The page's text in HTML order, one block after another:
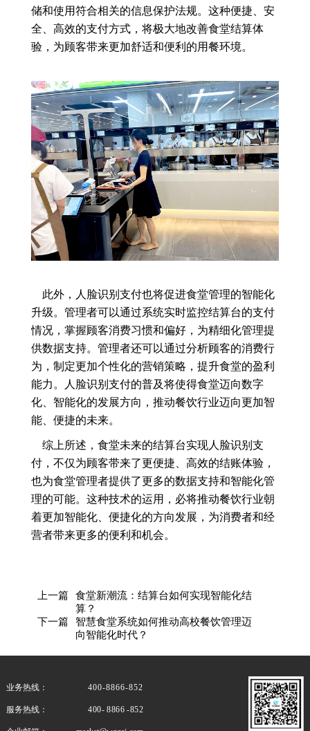
储和使用符合相关的信息保护法规。这种便捷、安
全、高效的支付方式，将极大地改善食堂结算体
验，为顾客带来更加舒适和便利的用餐环境。
此外，人脸识别支付也将促进食堂管理的智能化
升级。管理者可以通过系统实时监控结算台的支付
情况，掌握顾客消费习惯和偏好，为精细化管理提
供数据支持。管理者还可以通过分析顾客的消费行
为，制定更加个性化的营销策略，提升食堂的盈利
能力。人脸识别支付的普及将使得食堂迈向数字
化、智能化的发展方向，推动餐饮行业迈向更加智
能、便捷的未来。
综上所述，食堂未来的结算台实现人脸识别支
付，不仅为顾客带来了更便捷、高效的结账体验，
也为食堂管理者提供了更多的数据支持和智能化管
理的可能。这种技术的运用，必将推动餐饮行业朝
着更加智能化、便捷化的方向发展，为消费者和经
营者带来更多的便利和机会。
上一篇
食堂新潮流：结算台如何实现智能化结
算？
下一篇
智慧食堂系统如何推动高校餐饮管理迈
向智能化时代？
业务热线： 400-8866-852
服务热线： 400- 8866 -852